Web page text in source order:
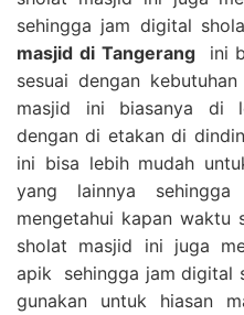
sehingga jam digital
masjid di Tangerang
ini
sesuai dengan
masjid ini biasanya di
dengan di etakan di
ini bisa lebih mudah
yang lainnya
mengetahui kapan
sholat masjid ini juga
apik sehingga jam digital
gunakan untuk hiasan